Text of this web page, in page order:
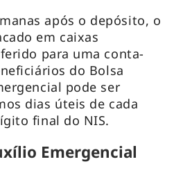
após o depósito, o
em caixas
para uma conta-
do Bolsa
pode ser
dias úteis de cada
final do NIS.
Emergencial